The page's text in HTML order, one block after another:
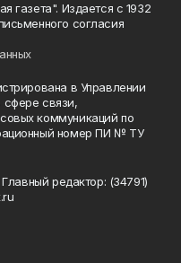
газета". Издается с 1932
согласия
в Управлении
связи,
коммуникаций по
номер ПИ № ТУ
редактор: (34791)